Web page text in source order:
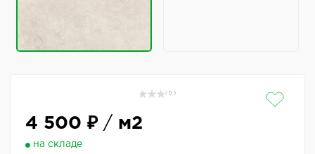
( 0 )
4 500 ₽/ м2
на складе